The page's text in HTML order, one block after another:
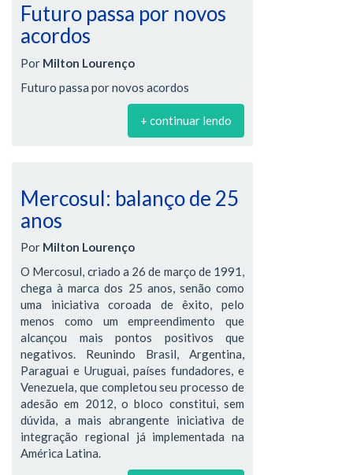
Futuro passa por novos
acordos
Por Milton Lourenço
Futuro passa por novos acordos
+ continuar lendo
Mercosul: balanço de 25
anos
Por Milton Lourenço
O Mercosul, criado a 26 de março de 1991,
chega à marca dos 25 anos, senão como
uma iniciativa coroada de êxito, pelo
menos como um empreendimento que
alcançou mais pontos positivos que
negativos. Reunindo Brasil, Argentina,
Paraguai e Uruguai, países fundadores, e
Venezuela, que completou seu processo de
adesão em 2012, o bloco constitui, sem
dúvida, a mais abrangente iniciativa de
integração regional já implementada na
América Latina.